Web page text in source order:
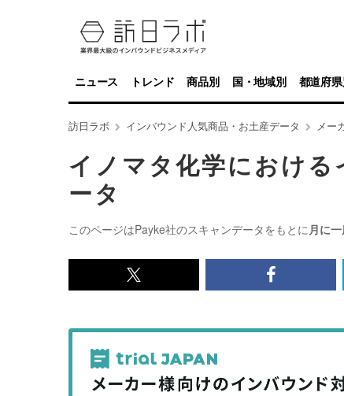
ニュース トレンド 商品別 国・地域別 都道府
訪日ラボ インバウンド人気商品・お土産データ メー
イノマタ化学におけ
ータ
このページはPayke社のスキャンデータをもとに月に
x<br>
記
事
を
記
を